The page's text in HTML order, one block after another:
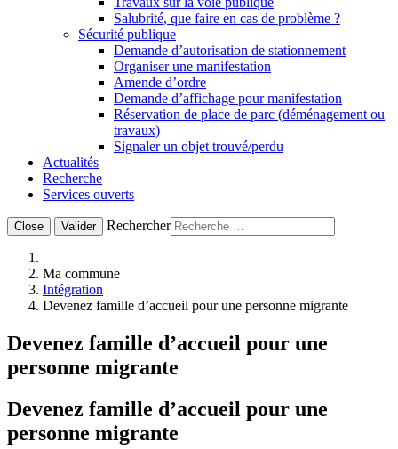
Salubrité, que faire en cas de problème ?
Sécurité publique
Demande d’autorisation de stationnement
Organiser une manifestation
Amende d’ordre
Demande d’affichage pour manifestation
Réservation de place de parc (déménagement ou
travaux)
Signaler un objet trouvé/perdu
Actualités
Recherche
Services ouverts
Close Valider Rechercher
Ma commune
Intégration
Devenez famille d’accueil pour une personne migrante
Devenez famille d’accueil pour une
personne migrante
Devenez famille d’accueil pour une
personne migrante